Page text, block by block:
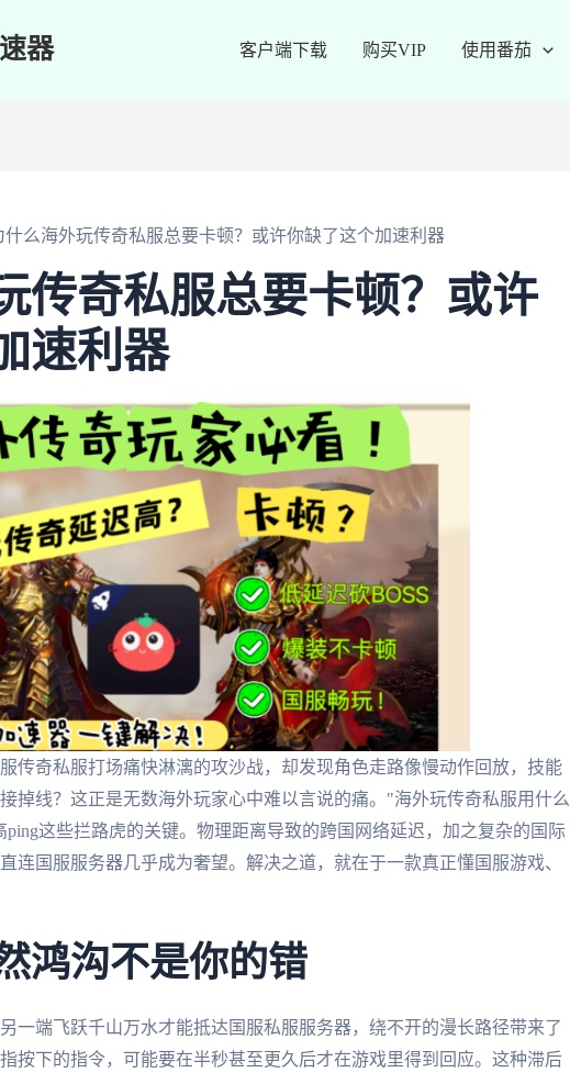
器 客户端下载 购买VIP 使用番茄
什么海外玩传奇私服总要卡顿？或许你缺了这个加速利器
传奇私服总要卡顿？或许
速利器
传奇私服打场痛快淋漓的攻沙战，却发现角色走路像慢动作回放，技能
掉线？这正是无数海外玩家心中难以言说的痛。"海外玩传奇私服用什么
这些拦路虎的关键。物理距离导致的跨国网络延迟，加之复杂的国际
连国服服务器几乎成为奢望。解决之道，就在于一款真正懂国服游戏、
鸿沟不是你的错
一端飞跃千山万水才能抵达国服私服服务器，绕不开的漫长路径带来了
按下的指令，可能要在半秒甚至更久后才在游戏里得到回应。这种滞后